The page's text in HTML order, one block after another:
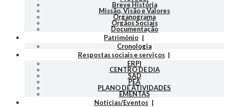
Breve História
Missão, Visão e Valores
Organograma
Orgãos Sociais
Documentação
Património
Cronologia
Respostas sociais e serviços
ERPI
CENTRO DE DIA
SAD
PEA
PLANO DE ATIVIDADES
EMENTAS
Notícias/Eventos